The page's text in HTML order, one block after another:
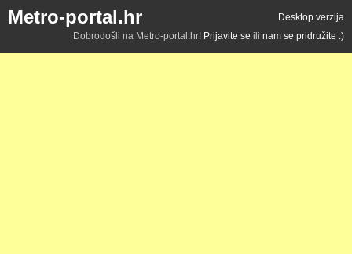
Metro-portal.hr
Desktop verzija
Dobrodošli na Metro-portal.hr! Prijavite se ili nam se pridružite :)